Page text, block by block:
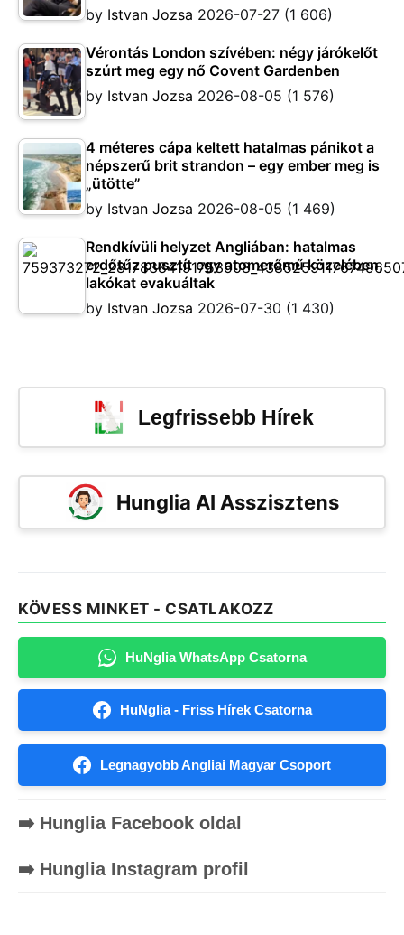
by Istvan Jozsa 2026-07-27 (1 606)
Vérontás London szívében: négy járókelőt
szúrt meg egy nő Covent Gardenben
by Istvan Jozsa 2026-08-05 (1 576)
4 méteres cápa keltett hatalmas pánikot a
népszerű brit strandon – egy ember meg is
„ütötte”
by Istvan Jozsa 2026-08-05 (1 469)
Rendkívüli helyzet Angliában: hatalmas
erdőtűz pusztít egy atomerőmű közelében,
lakókat evakuáltak
by Istvan Jozsa 2026-07-30 (1 430)
Legfrissebb Hírek
Hunglia AI Asszisztens
KÖVESS MINKET - CSATLAKOZZ
HuNglia WhatsApp Csatorna
HuNglia - Friss Hírek Csatorna
Legnagyobb Angliai Magyar Csoport
➡️ Hunglia Facebook oldal
➡️ Hunglia Instagram profil